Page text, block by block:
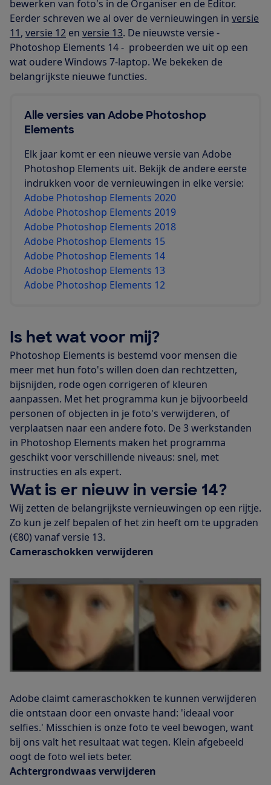
bewerken van foto's in de Organiser en de Editor.
Eerder schreven we al over de vernieuwingen in versie
11, versie 12 en versie 13. De nieuwste versie -
Photoshop Elements 14 - probeerden we uit op een
wat oudere Windows 7-laptop. We bekeken de
belangrijkste nieuwe functies.
Alle versies van Adobe Photoshop
Elements
Elk jaar komt er een nieuwe versie van Adobe
Photoshop Elements uit. Bekijk de andere eerste
indrukken voor de vernieuwingen in elke versie:
Adobe Photoshop Elements 2020
Adobe Photoshop Elements 2019
Adobe Photoshop Elements 2018
Adobe Photoshop Elements 15
Adobe Photoshop Elements 14
Adobe Photoshop Elements 13
Adobe Photoshop Elements 12
Is het wat voor mij?
Photoshop Elements is bestemd voor mensen die
meer met hun foto's willen doen dan rechtzetten,
bijsnijden, rode ogen corrigeren of kleuren
aanpassen. Met het programma kun je bijvoorbeeld
personen of objecten in je foto's verwijderen, of
verplaatsen naar een andere foto. De 3 werkstanden
in Photoshop Elements maken het programma
geschikt voor verschillende niveaus: snel, met
instructies en als expert.
Wat is er nieuw in versie 14?
Wij zetten de belangrijkste vernieuwingen op een rijtje.
Zo kun je zelf bepalen of het zin heeft om te upgraden
(€80) vanaf versie 13.
Cameraschokken verwijderen
Adobe claimt cameraschokken te kunnen verwijderen
die ontstaan door een onvaste hand: 'ideaal voor
selfies.' Misschien is onze foto te veel bewogen, want
bij ons valt het resultaat wat tegen. Klein afgebeeld
oogt de foto wel iets beter.
Achtergrondwaas verwijderen